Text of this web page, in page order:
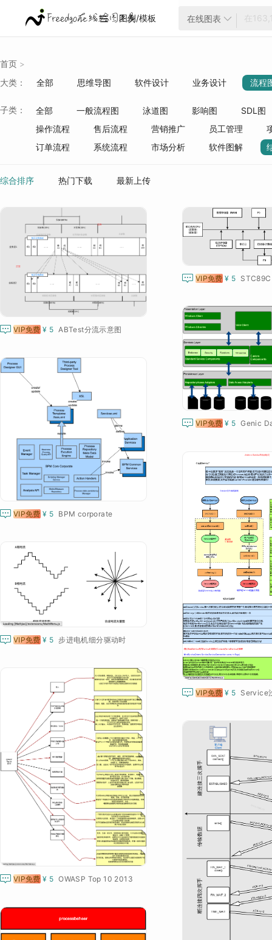
 图例/模板 在线图表 
首页 >
大类： 全部 思维导图 软件设计 业务设计
流程
子类： 全部 一般流程图 泳道图 影响图
SDL图
操作流程
售后流程 营销推广 员工管理
订单流程
系统流程 市场分析 软件图解
综合排序 热门下载 最新上传
 VIP免费 ¥ 5 ABTest分流示意图
 VIP免费 ¥ 5
 VIP免费 ¥ 5 Genic
 VIP免费 ¥ 5 BPM corporate
 VIP免费 ¥ 5 Service
 VIP免费 ¥ 5 步进电机细分驱动时
 VIP免费 ¥ 5 OWASP Top 10 2013